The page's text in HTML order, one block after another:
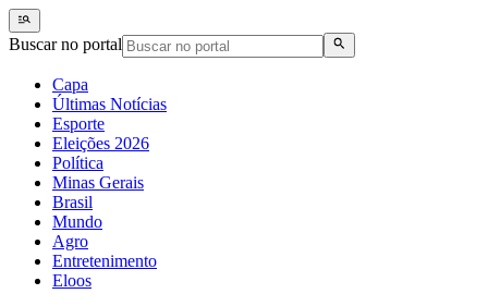
Buscar no portal
Capa
Últimas Notícias
Esporte
Eleições 2026
Política
Minas Gerais
Brasil
Mundo
Agro
Entretenimento
Eloos